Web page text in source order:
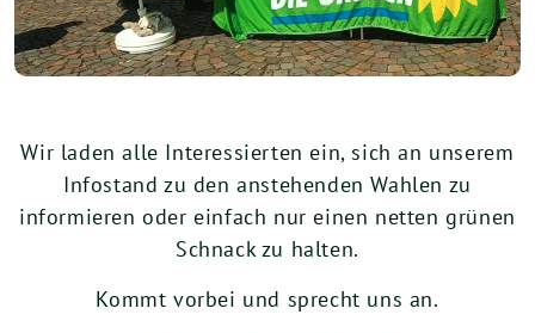
Wir laden alle Interessierten ein, sich an unserem
Infostand zu den anstehenden Wahlen zu
informieren oder einfach nur einen netten grünen
Schnack zu halten.
Kommt vorbei und sprecht uns an.